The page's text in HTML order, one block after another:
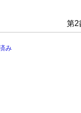
第2
み